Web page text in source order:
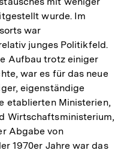
wurde. Im
war
junges Politikfeld.
Aufbau trotz einiger
war es für das neue
eigenständige
etablierten Ministerien,
Wirtschaftsministerium,
Abgabe von
1970er Jahre war das